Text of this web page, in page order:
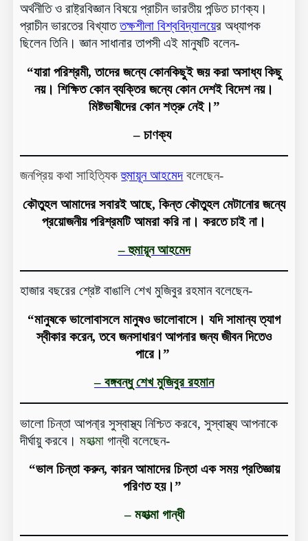
অর্থনীতি ও রাষ্ট্রবিজ্ঞান বিষয়ে প্রাচীন ভারতীয় পন্ডিত চাণক্য।
প্রাচীন ভারতের বিখ্যাততক্ষশীলা বিশ্ববিদ্যালয়ের অধ্যাপক
ছিলেন তিনি। জ্ঞান সাধানার তাপসী এই মানুষটি বলেন-
“যারা পরিশ্রমী, তাদের জন্যে কোনকিছুই জয় করা অসাধ্য কিছু
নয়। শিক্ষিত কোন ব্যক্তির জন্যে কোন দেশই বিদেশ নয়।
মিষ্টভাষীদের কোন শত্রু নেই।”
– চাণক্য
জনপ্রিয় কথা সাহিত্যিকহুমায়ূন আহমেদবলেছেন-
কৌতুহল আমাদের সবারই আছে, কিন্ত কৌতুহল মেটানোর জন্যে
প্রয়োজনীয় পরিশ্রমটি আমরা করি না। করতে চাই না।
– হুমায়ূন আহমেদ
হাজার বছরের শ্রেষ্ট বাঙালি শেখ মুজিবুর রহমান বলেছেন-
“মানুষকে ভালোবাসলে মানুষও ভালোবাসে। যদি সামান্য ত্যাগ
স্বীকার করেন, তবে জনসাধারণ আপনার জন্য জীবন দিতেও
পারে।”
– বঙ্গবন্ধু শেখ মুজিবুর রহমান
ভালো চিন্তা আপনা্র সুস্বাস্থ্য নিশ্চিত করবে, সুস্বাস্থ্য আপনাকে
দীর্ঘায়ু করবে।মহাত্মা গান্ধী বলেছেন-
“ভাল চিন্তা করুন, কারন আমাদের চিন্তা এক সময় প্রতিজ্ঞায়
পরিণত হয়।”
– মহাত্মা গান্ধী